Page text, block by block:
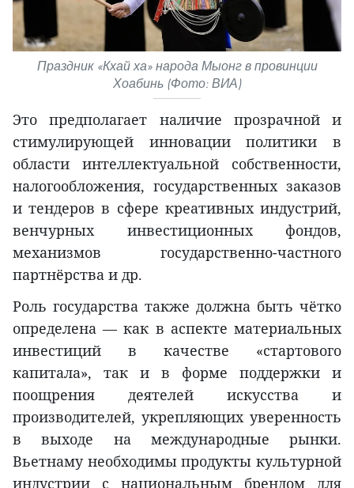
Праздник «Кхай ха» народа Мыонг в провинции
Хоабинь (Фото: ВИА)
Это предполагает наличие прозрачной и
стимулирующей инновации политики в
области интеллектуальной собственности,
налогообложения, государственных заказов
и тендеров в сфере креативных индустрий,
венчурных инвестиционных фондов,
механизмов государственно-частного
партнёрства и др.
Роль государства также должна быть чётко
определена — как в аспекте материальных
инвестиций в качестве «стартового
капитала», так и в форме поддержки и
поощрения деятелей искусства и
производителей, укрепляющих уверенность
в выходе на международные рынки.
Вьетнаму необходимы продукты культурной
индустрии с национальным брендом для